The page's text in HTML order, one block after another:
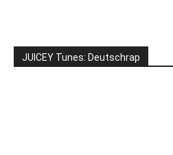
JUICEY Tunes: Deutschrap